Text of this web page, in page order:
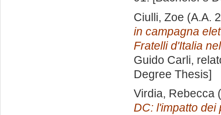
Ciulli, Zoe (A.A.
in campagna
Fratelli d'Italia
Guido Carli,
Degree Thesis]
Virdia, Rebecca
DC: l'impatto